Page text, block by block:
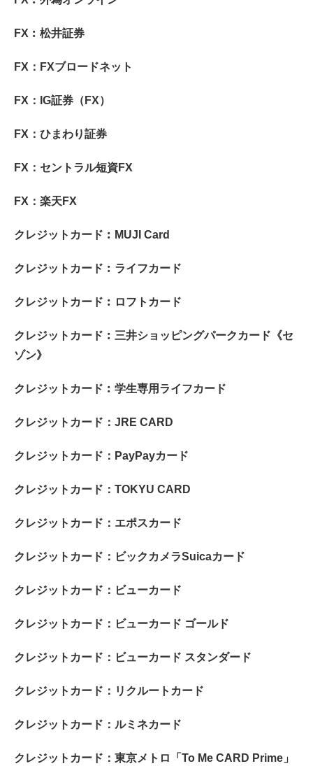
FX︰松井証券
FX：FXブロードネット
FX：IG証券（FX）
FX：ひまわり証券
FX：セントラル短資FX
FX：楽天FX
クレジットカード︰MUJI Card
クレジットカード︰ライフカード
クレジットカード︰ロフトカード
クレジットカード︰三井ショッピングパークカード《セ
ゾン》
クレジットカード︰学生専用ライフカード
クレジットカード：JRE CARD
クレジットカード：PayPayカード
クレジットカード：TOKYU CARD
クレジットカード：エポスカード
クレジットカード：ビックカメラSuicaカード
クレジットカード：ビューカード
クレジットカード：ビューカード ゴールド
クレジットカード：ビューカード スタンダード
クレジットカード：リクルートカード
クレジットカード：ルミネカード
クレジットカード：東京メトロ「To Me CARD Prime」